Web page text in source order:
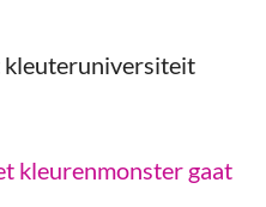
kleuteruniversiteit
kleurenmonster gaat